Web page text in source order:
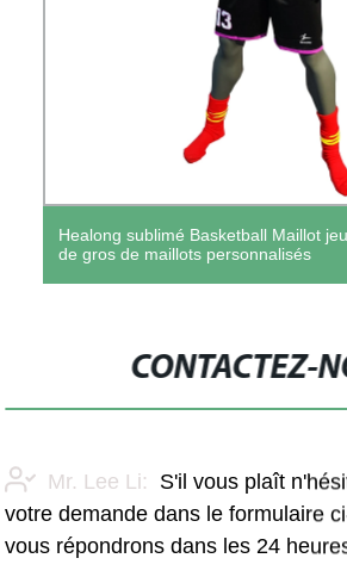
Healong sublimé Basketball Maillot
de gros de maillots personnalisés
CONTACTEZ-
Mr. Lee Li:
S'il vous plaît
votre demande dans le formulaire
vous répondrons dans les 24